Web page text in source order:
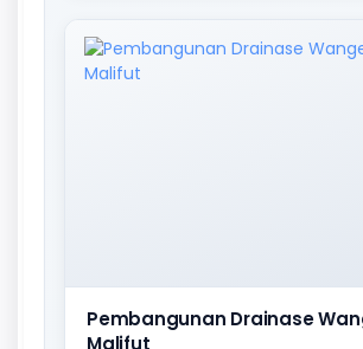
Pembangunan Drainase
Malifut